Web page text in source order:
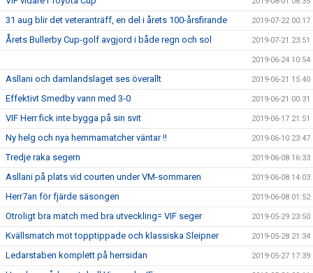
31 aug blir det veteranträff, en del i årets 100-årsfirande 2019-07-22 00:17
Årets Bullerby Cup-golf avgjord i både regn och sol 2019-07-21 23:51
2019-06-24 10:54
Asllani och damlandslaget ses överallt 2019-06-21 15:40
Effektivt Smedby vann med 3-0 2019-06-21 00:31
VIF Herr fick inte bygga på sin svit 2019-06-17 21:51
Ny helg och nya hemmamatcher väntar !! 2019-06-10 23:47
Tredje raka segern 2019-06-08 16:33
Asllani på plats vid courten under VM-sommaren 2019-06-08 14:03
Herr7an för fjärde säsongen 2019-06-08 01:52
Otroligt bra match med bra utveckling= VIF seger 2019-05-29 23:50
Kvällsmatch mot topptippade och klassiska Sleipner 2019-05-28 21:34
Ledarstaben komplett på herrsidan 2019-05-27 17:39